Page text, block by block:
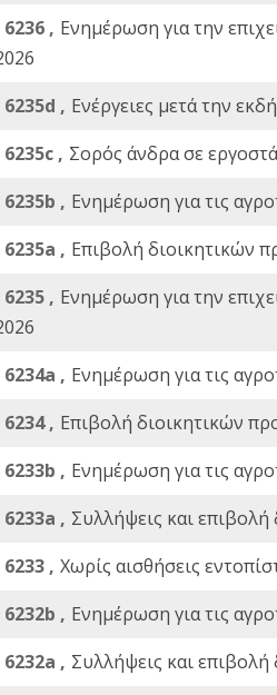
, Ενημέρωση για την
, Ενέργειες μετά την
, Σορός άνδρα σε
, Ενημέρωση για τις
, Eπιβολή διοικητικών
, Ενημέρωση για την
, Ενημέρωση για τις
, Eπιβολή διοικητικών
, Ενημέρωση για τις
, Συλλήψεις και
, Χωρίς αισθήσεις
, Ενημέρωση για τις
, Συλλήψεις και